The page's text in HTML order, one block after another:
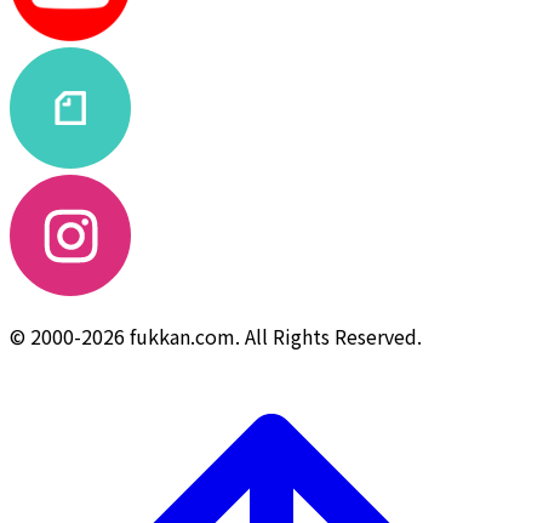
© 2000-2026 fukkan.com. All Rights Reserved.